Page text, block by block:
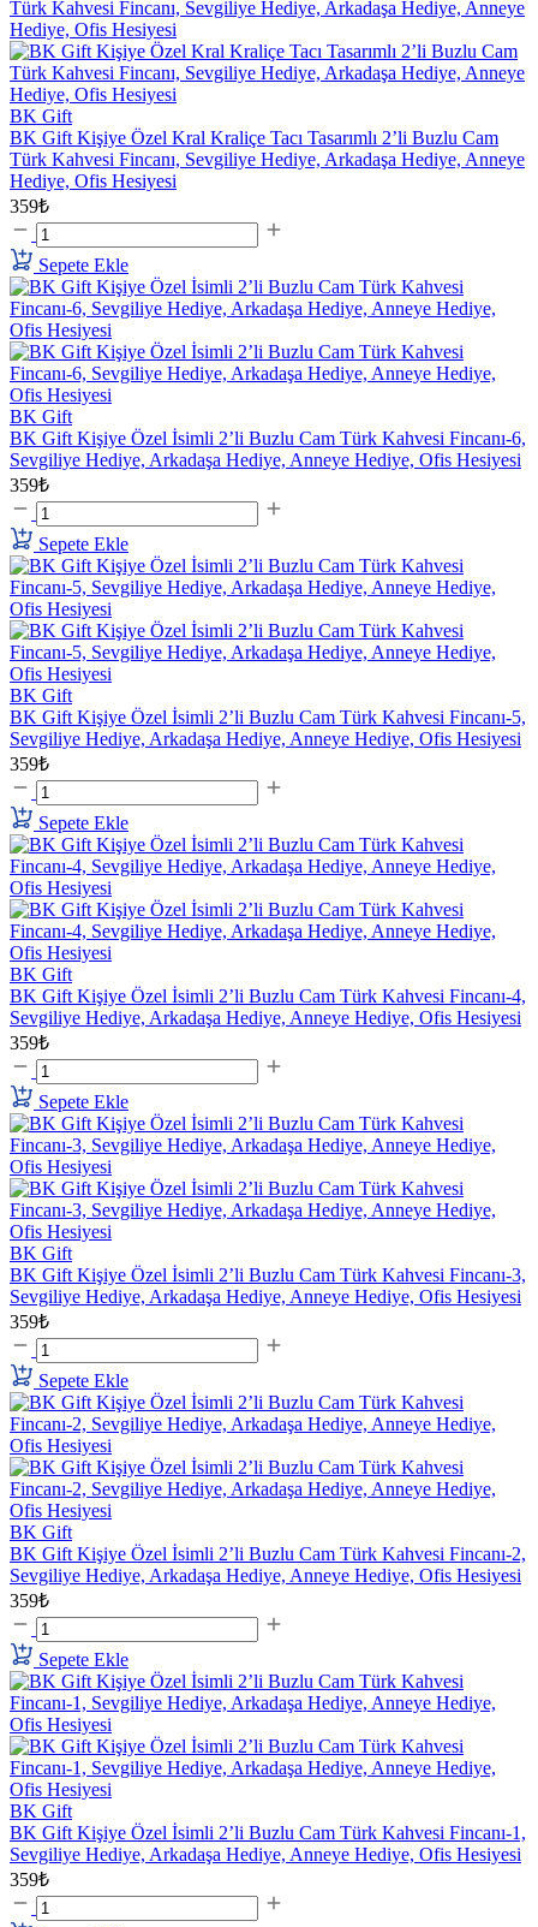
BK Gift
BK Gift Kişiye Özel Kral Kraliçe Tacı Tasarımlı 2’li Buzlu Cam
Türk Kahvesi Fincanı, Sevgiliye Hediye, Arkadaşa Hediye, Anneye
Hediye, Ofis Hesiyesi
359₺
Sepete Ekle
BK Gift
BK Gift Kişiye Özel İsimli 2’li Buzlu Cam Türk Kahvesi Fincanı-6,
Sevgiliye Hediye, Arkadaşa Hediye, Anneye Hediye, Ofis Hesiyesi
359₺
Sepete Ekle
BK Gift
BK Gift Kişiye Özel İsimli 2’li Buzlu Cam Türk Kahvesi Fincanı-5,
Sevgiliye Hediye, Arkadaşa Hediye, Anneye Hediye, Ofis Hesiyesi
359₺
Sepete Ekle
BK Gift
BK Gift Kişiye Özel İsimli 2’li Buzlu Cam Türk Kahvesi Fincanı-4,
Sevgiliye Hediye, Arkadaşa Hediye, Anneye Hediye, Ofis Hesiyesi
359₺
Sepete Ekle
BK Gift
BK Gift Kişiye Özel İsimli 2’li Buzlu Cam Türk Kahvesi Fincanı-3,
Sevgiliye Hediye, Arkadaşa Hediye, Anneye Hediye, Ofis Hesiyesi
359₺
Sepete Ekle
BK Gift
BK Gift Kişiye Özel İsimli 2’li Buzlu Cam Türk Kahvesi Fincanı-2,
Sevgiliye Hediye, Arkadaşa Hediye, Anneye Hediye, Ofis Hesiyesi
359₺
Sepete Ekle
BK Gift
BK Gift Kişiye Özel İsimli 2’li Buzlu Cam Türk Kahvesi Fincanı-1,
Sevgiliye Hediye, Arkadaşa Hediye, Anneye Hediye, Ofis Hesiyesi
359₺